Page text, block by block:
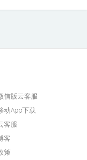
信版云客服
动App下载
客服
客
策